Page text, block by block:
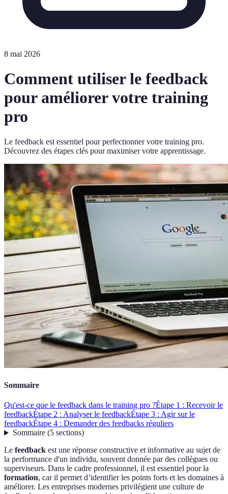
8 mai 2026
Comment utiliser le feedback
pour améliorer votre training
pro
Le feedback est essentiel pour perfectionner votre training pro.
Découvrez des étapes clés pour maximiser votre apprentissage.
Sommaire
Qu'est-ce que le feedback dans le training pro ?Étape 1 : Recevoir le
feedbackÉtape 2 : Analyser le feedbackÉtape 3 : Agir sur le
feedbackÉtape 4 : Demander des feedbacks réguliers
Sommaire(5 sections)
Le feedback est une réponse constructive et informative au sujet de
la performance d'un individu, souvent donnée par des collègues ou
superviseurs. Dans le cadre professionnel, il est essentiel pour la
formation, car il permet d’identifier les points forts et les domaines à
améliorer. Les entreprises modernes privilégient une culture de